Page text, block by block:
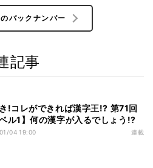
バックナンバー
記事
!コレができれば漢字王!? 第71回
ベル1】何の漢字が入るでしょう!?
04 19:00 連載